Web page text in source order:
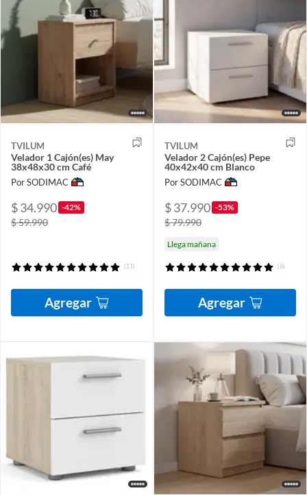
TVILUM
Velador 1 Cajón(es) May
38x48x30 cm Café
Por SODIMAC
$ 34.990 -42%
$ 59.990
(11)
Agregar
TVILUM
Velador 2 Cajón(es) Pepe
40x42x40 cm Blanco
Por SODIMAC
$ 37.990 -53%
$ 79.990
Llega mañana
(6)
Agregar